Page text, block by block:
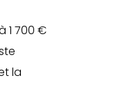
1 700 €
la